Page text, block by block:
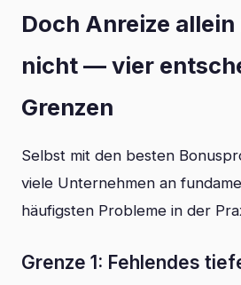
Doch Anreize
nicht — vier
Grenzen
Selbst mit den besten
viele Unternehmen an
häufigsten Probleme in der
Grenze 1: Fehlendes